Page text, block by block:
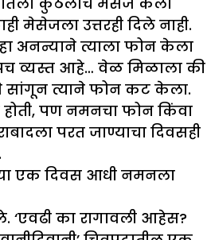
मेसेजला उत्तरही दिले नाही.
अनन्याने त्याला फोन केला
व्यस्त आहे… वेळ मिळाला की
सांगून त्याने फोन कट केला.
होती, पण नमनचा फोन किंवा
परत जाण्याचा दिवसही
एक दिवस आधी नमनला
‘एवढी का रागावली आहेस?